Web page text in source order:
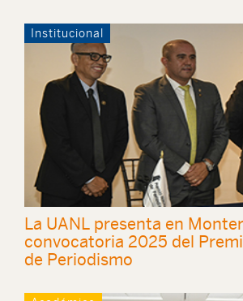
Institucional
La UANL presenta en
convocatoria 2025 del
de Periodismo